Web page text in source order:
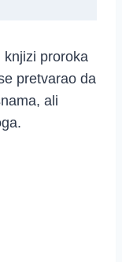
knjizi proroka
pretvarao da
ali